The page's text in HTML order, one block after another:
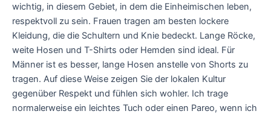
wichtig, in diesem Gebiet, in dem die Einheimischen leben,
respektvoll zu sein. Frauen tragen am besten lockere
Kleidung, die die Schultern und Knie bedeckt. Lange Röcke,
weite Hosen und T-Shirts oder Hemden sind ideal. Für
Männer ist es besser, lange Hosen anstelle von Shorts zu
tragen. Auf diese Weise zeigen Sie der lokalen Kultur
gegenüber Respekt und fühlen sich wohler. Ich trage
normalerweise ein leichtes Tuch oder einen Pareo, wenn ich